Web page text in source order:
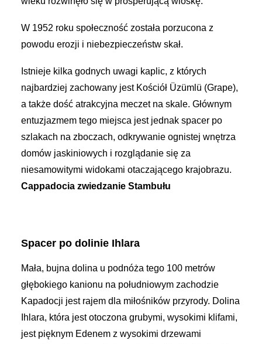
W 1952 roku społeczność została porzucona z
powodu erozji i niebezpieczeństw skał.
Istnieje kilka godnych uwagi kaplic, z których
najbardziej zachowany jest Kościół Üzümlü (Grape),
a także dość atrakcyjna meczet na skale. Głównym
entuzjazmem tego miejsca jest jednak spacer po
szlakach na zboczach, odkrywanie ognistej wnętrza
domów jaskiniowych i rozglądanie się za
niesamowitymi widokami otaczającego krajobrazu.
Cappadocia zwiedzanie Stambułu
Spacer po dolinie Ihlara
Mała, bujna dolina u podnóża tego 100 metrów
głębokiego kanionu na południowym zachodzie
Kapadocji jest rajem dla miłośników przyrody. Dolina
Ihlara, która jest otoczona grubymi, wysokimi klifami,
jest pięknym Edenem z wysokimi drzewami